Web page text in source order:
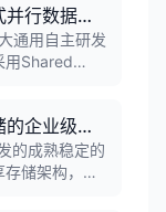
GBase 8a - 大规模分布式并行数据库集群系统（OLAP）
通用自主研发
用Shared
于金融、电
军工等行业的
场景。
GBase 8s - 基于共享存储的企业级事务型数据库（OLTP）
的成熟稳定的
储架构，支